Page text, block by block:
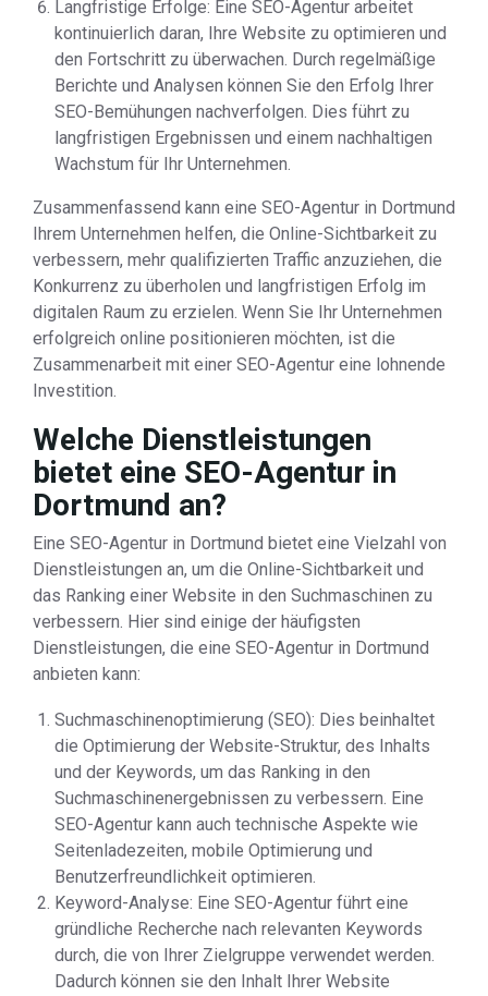
Langfristige Erfolge: Eine SEO-Agentur arbeitet
kontinuierlich daran, Ihre Website zu optimieren und
den Fortschritt zu überwachen. Durch regelmäßige
Berichte und Analysen können Sie den Erfolg Ihrer
SEO-Bemühungen nachverfolgen. Dies führt zu
langfristigen Ergebnissen und einem nachhaltigen
Wachstum für Ihr Unternehmen.
Zusammenfassend kann eine SEO-Agentur in Dortmund
Ihrem Unternehmen helfen, die Online-Sichtbarkeit zu
verbessern, mehr qualifizierten Traffic anzuziehen, die
Konkurrenz zu überholen und langfristigen Erfolg im
digitalen Raum zu erzielen. Wenn Sie Ihr Unternehmen
erfolgreich online positionieren möchten, ist die
Zusammenarbeit mit einer SEO-Agentur eine lohnende
Investition.
Welche Dienstleistungen
bietet eine SEO-Agentur in
Dortmund an?
Eine SEO-Agentur in Dortmund bietet eine Vielzahl von
Dienstleistungen an, um die Online-Sichtbarkeit und
das Ranking einer Website in den Suchmaschinen zu
verbessern. Hier sind einige der häufigsten
Dienstleistungen, die eine SEO-Agentur in Dortmund
anbieten kann:
Suchmaschinenoptimierung (SEO): Dies beinhaltet
die Optimierung der Website-Struktur, des Inhalts
und der Keywords, um das Ranking in den
Suchmaschinenergebnissen zu verbessern. Eine
SEO-Agentur kann auch technische Aspekte wie
Seitenladezeiten, mobile Optimierung und
Benutzerfreundlichkeit optimieren.
Keyword-Analyse: Eine SEO-Agentur führt eine
gründliche Recherche nach relevanten Keywords
durch, die von Ihrer Zielgruppe verwendet werden.
Dadurch können sie den Inhalt Ihrer Website